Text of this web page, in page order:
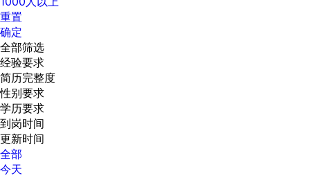
重置
确定
全部筛选
经验要求
简历完整度
性别要求
学历要求
到岗时间
更新时间
全部
今天